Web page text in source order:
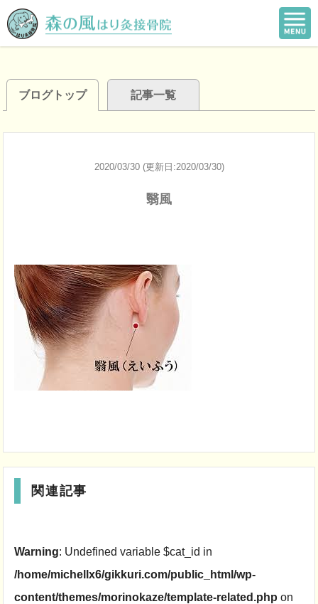
ブログトップ 記事一覧
2020/03/30 (更新日:2020/03/30)
翳風
関連記事
Warning: Undefined variable $cat_id in
/home/michellx6/gikkuri.com/public_html/wp-
content/themes/morinokaze/template-related.php on